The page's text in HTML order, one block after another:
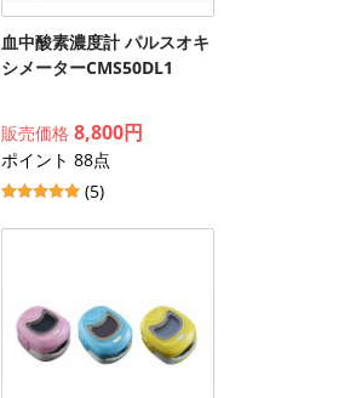
血中酸素濃度計 パルスオキ
シメーターCMS50DL1
販売価格8,800円
ポイント 88点
(5)